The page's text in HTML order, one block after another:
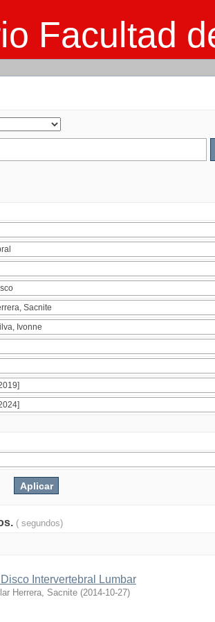
Facultad
( segundos)
Intervertebral Lumbar
Herrera, Sacnite (2014-10-27)